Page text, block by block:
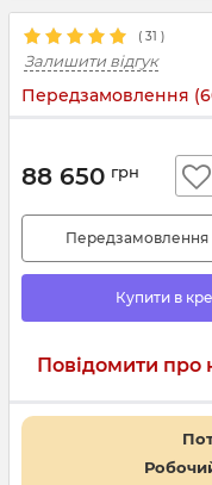
( 31 )
Залишити відгук
Передзамовлення
88 650 грн
Передзамовлення
Купити в
Повідомити про